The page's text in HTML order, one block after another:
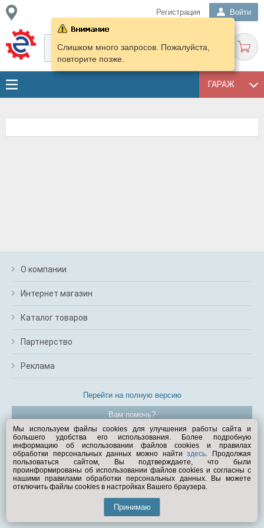
Регистрация Войти
ГАРАЖ
Слишком много запросов. Пожалуйста,
повторите позже.
О компании
Интернет магазин
Каталог товаров
Партнерство
Реклама
Перейти на полную версию
Вам помочь?
© Exist.ru 1998—2026
Мы используем файлы cookies для улучшения работы сайта и
большего удобства его использования. Более подробную
информацию об использовании файлов cookies и правилах
обработки персональных данных можно найтиздесь. Продолжая
пользоваться сайтом, Вы подтверждаете, что были
проинформированы об использовании файлов cookies и согласны с
нашими правилами обработки персональных данных. Вы можете
отключить файлы cookies в настройках Вашего браузера.
Принимаю